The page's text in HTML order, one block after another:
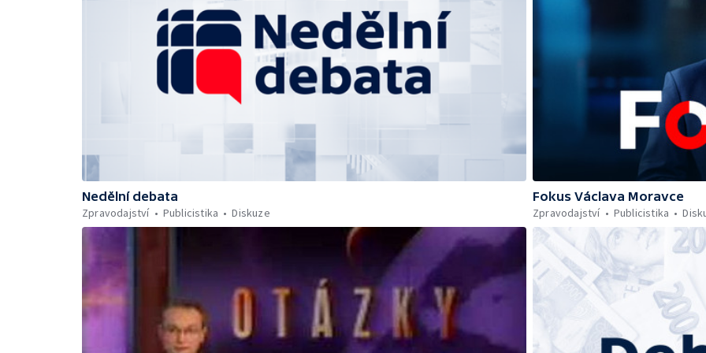
Nedělní debata
Zpravodajství
Publicistika Diskuze
Fokus Václava Moravce
Zpravodajství
Publicistika